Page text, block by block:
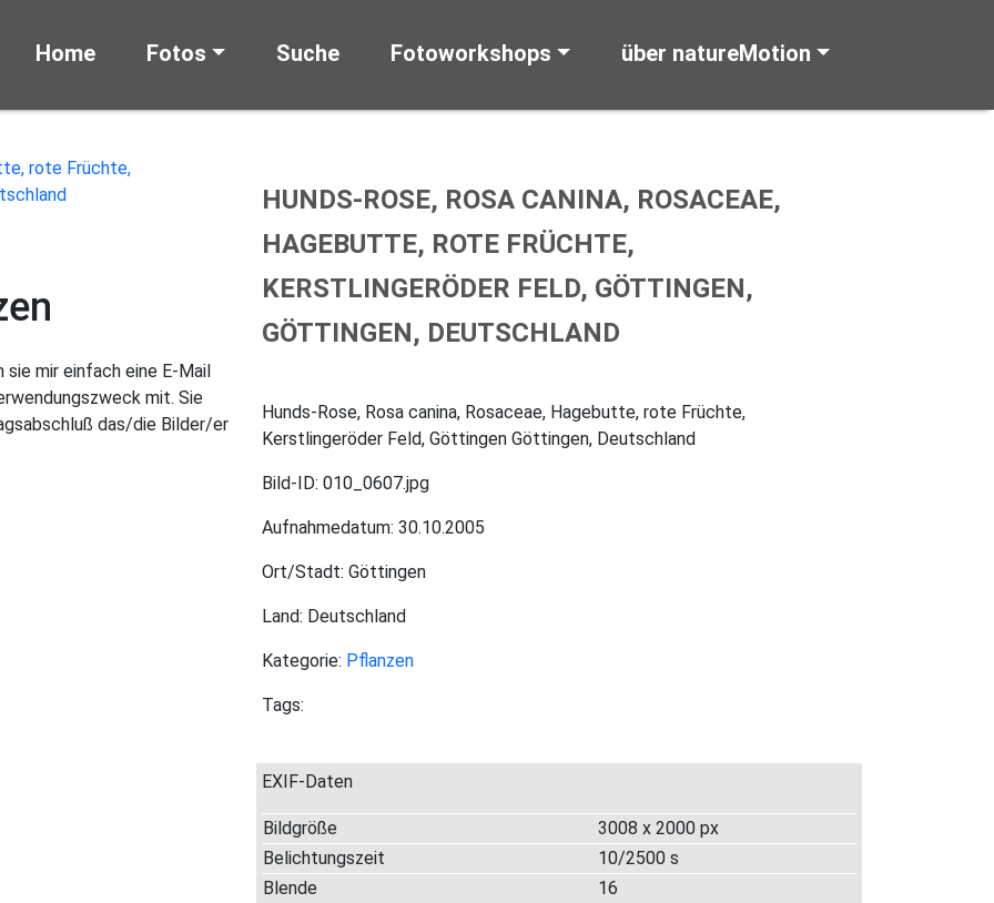
Home Fotos Suche Fotoworkshops über natureMotion
mir einfach eine E-Mail
mit. Sie
das/die Bilder/er
HUNDS-ROSE, ROSA CANINA, ROSACEAE,
HAGEBUTTE, ROTE FRÜCHTE,
KERSTLINGERÖDER FELD, GÖTTINGEN,
GÖTTINGEN, DEUTSCHLAND
Hunds-Rose, Rosa canina, Rosaceae, Hagebutte, rote Früchte,
Kerstlingeröder Feld, Göttingen Göttingen, Deutschland
Bild-ID: 010_0607.jpg
Aufnahmedatum: 30.10.2005
Ort/Stadt: Göttingen
Land: Deutschland
Kategorie: Pflanzen
Tags:
EXIF-Daten
Bildgröße
3008 x 2000 px
Belichtungszeit
10/2500 s
Blende
16